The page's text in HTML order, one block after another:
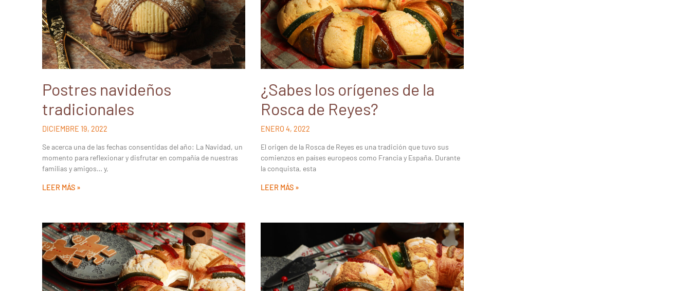
Postres navideños
tradicionales
DICIEMBRE 19, 2022
Se acerca una de las fechas consentidas del año: La Navidad, un
momento para reflexionar y disfrutar en compañía de nuestras
familias y amigos… y,
LEER MÁS »
¿Sabes los orígenes de la
Rosca de Reyes?
ENERO 4, 2022
El origen de la Rosca de Reyes es una tradición que tuvo sus
comienzos en países europeos como Francia y España. Durante
la conquista, esta
LEER MÁS »